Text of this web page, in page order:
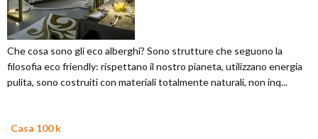
Che cosa sono gli eco alberghi? Sono strutture che seguono la
filosofia eco friendly: rispettano il nostro pianeta, utilizzano energia
pulita, sono costruiti con materiali totalmente naturali, non inq...
Casa 100 k